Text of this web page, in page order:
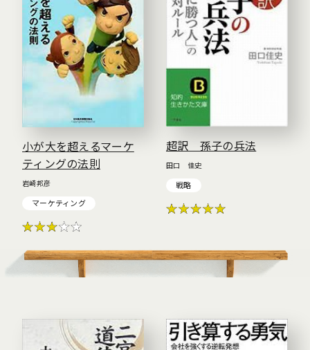
小が大を超えるマーケ
ティングの法則
岩崎邦彦
マーケティング
超訳 孫子の兵法
田口 佳史
戦略